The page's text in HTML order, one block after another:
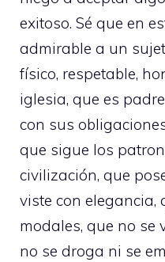
exitoso. Sé que en
admirable a un
físico, respetable,
iglesia, que es
con sus
que sigue los
civilización, que
viste con elegancia,
modales, que no se
no se droga ni se